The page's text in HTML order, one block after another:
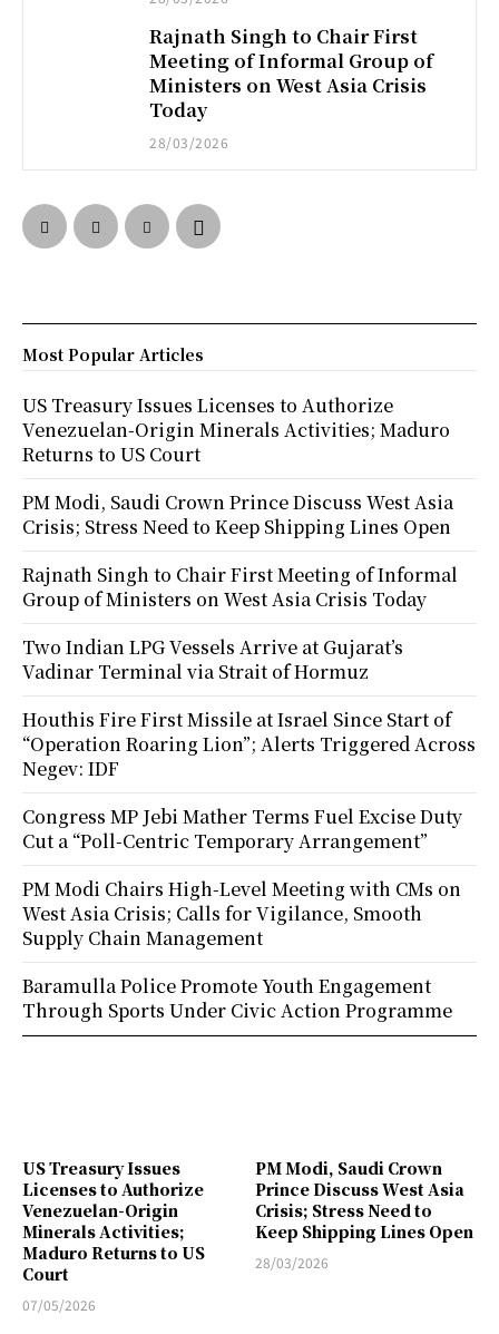
Rajnath Singh to Chair First
Meeting of Informal Group of
Ministers on West Asia Crisis
Today
28/03/2026
US Treasury Issues
Licenses to Authorize
Venezuelan-Origin
Minerals Activities;
Maduro Returns to US
Court
07/05/2026
PM Modi, Saudi Crown
Prince Discuss West Asia
Crisis; Stress Need to
Keep Shipping Lines Open
28/03/2026
Most Popular Articles
US Treasury Issues Licenses to Authorize
Venezuelan-Origin Minerals Activities; Maduro
Returns to US Court
PM Modi, Saudi Crown Prince Discuss West Asia
Crisis; Stress Need to Keep Shipping Lines Open
Rajnath Singh to Chair First Meeting of Informal
Group of Ministers on West Asia Crisis Today
Two Indian LPG Vessels Arrive at Gujarat’s
Vadinar Terminal via Strait of Hormuz
Houthis Fire First Missile at Israel Since Start of
“Operation Roaring Lion”; Alerts Triggered Across
Negev: IDF
Congress MP Jebi Mather Terms Fuel Excise Duty
Cut a “Poll-Centric Temporary Arrangement”
PM Modi Chairs High-Level Meeting with CMs on
West Asia Crisis; Calls for Vigilance, Smooth
Supply Chain Management
Baramulla Police Promote Youth Engagement
Through Sports Under Civic Action Programme